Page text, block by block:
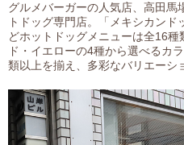
グルメバーガーの人気店、高田馬
トドッグ専門店。「メキシカン
どホットドッグメニューは全16
ド・イエローの4種から選べるカ
類以上を揃え、多彩なバリエーシ